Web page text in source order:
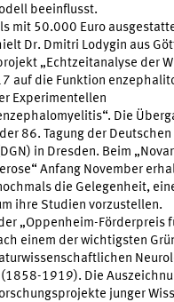
beeinflusst.
mit 50.000 Euro
Dr. Dmitri Lodygin aus
„Echtzeitanalyse der
auf die Funktion
Experimentellen
Die
86. Tagung der
in Dresden. Beim
Anfang November
die Gelegenheit,
ihre Studien vorzustellen.
„Oppenheim-Förderpreis
einem der wichtigsten
1919). Die
junger